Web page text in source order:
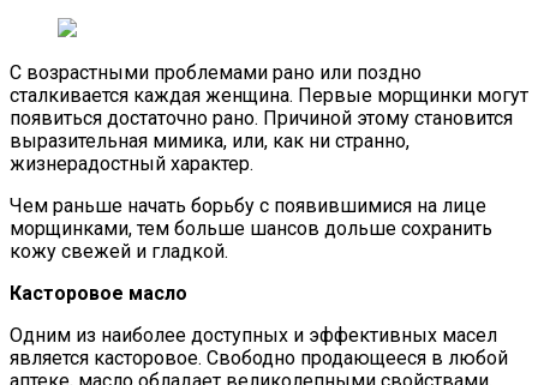
С возрастными проблемами рано или поздно
сталкивается каждая женщина. Первые морщинки могут
появиться достаточно рано. Причиной этому становится
выразительная мимика, или, как ни странно,
жизнерадостный характер.
Чем раньше начать борьбу с появившимися на лице
морщинками, тем больше шансов дольше сохранить
кожу свежей и гладкой.
Касторовое масло
Одним из наиболее доступных и эффективных масел
является касторовое. Свободно продающееся в любой